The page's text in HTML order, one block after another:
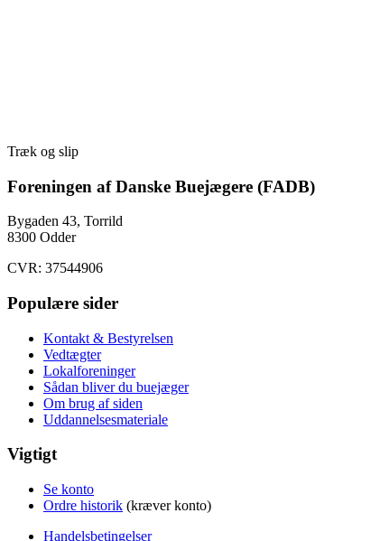
Træk og slip
Foreningen af Danske Buejægere (FADB)
Bygaden 43, Torrild
8300 Odder
CVR: 37544906
Populære sider
Kontakt & Bestyrelsen
Vedtægter
Lokalforeninger
Sådan bliver du buejæger
Om brug af siden
Uddannelsesmateriale
Vigtigt
Se konto
Ordre historik (kræver konto)
Handelsbetingelser